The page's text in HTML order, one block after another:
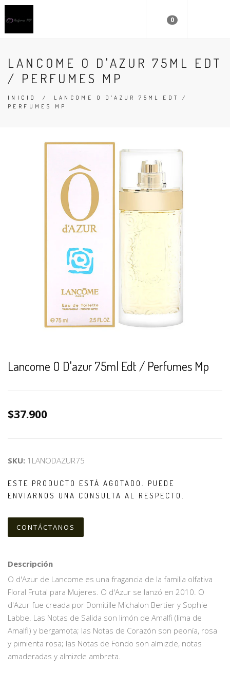
0
LANCOME O D'AZUR 75ML EDT
/ PERFUMES MP
INICIO / LANCOME O D'AZUR 75ML EDT /
PERFUMES MP
Lancome O D'azur 75ml Edt / Perfumes Mp
$37.900
SKU: 1LANODAZUR75
ESTE PRODUCTO ESTÁ AGOTADO. PUEDE
ENVIARNOS UNA CONSULTA AL RESPECTO.
CONTÁCTANOS
Descripción
O d'Azur de Lancome es una fragancia de la familia olfativa
Floral Frutal para Mujeres. O d'Azur se lanzó en 2010. O
d'Azur fue creada por Domitille Michalon Bertier y Sophie
Labbe. Las Notas de Salida son limón de Amalfi (lima de
Amalfi) y bergamota; las Notas de Corazón son peonía, rosa
y pimienta rosa; las Notas de Fondo son almizcle, notas
amaderadas y almizcle ambreta.